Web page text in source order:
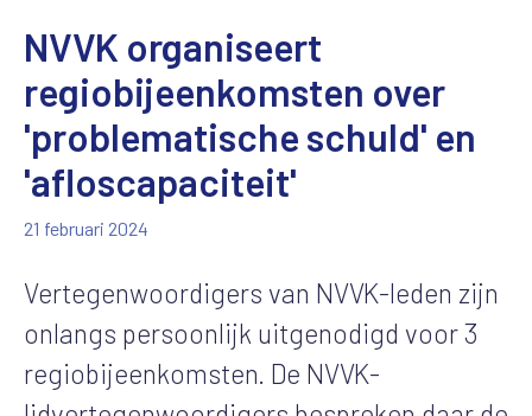
NVVK organiseert
regiobijeenkomsten over
'problematische schuld' en
'afloscapaciteit'
21 februari 2024
Vertegenwoordigers van NVVK-leden zijn
onlangs persoonlijk uitgenodigd voor 3
regiobijeenkomsten. De NVVK-